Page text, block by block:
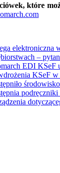
które
elektroniczna
–
EDI KSeF
KSeF